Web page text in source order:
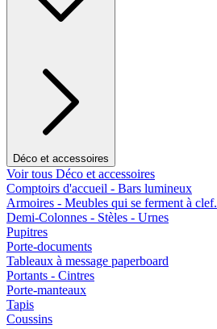
Déco et accessoires
Voir tous Déco et accessoires
Comptoirs d'accueil - Bars lumineux
Armoires - Meubles qui se ferment à clef.
Demi-Colonnes - Stèles - Urnes
Pupitres
Porte-documents
Tableaux à message paperboard
Portants - Cintres
Porte-manteaux
Tapis
Coussins